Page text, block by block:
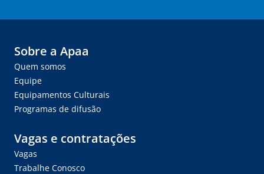
Sobre a Apaa
Quem somos
Equipe
Equipamentos Culturais
Programas de difusão
Vagas e contratações
Vagas
Trabalhe Conosco